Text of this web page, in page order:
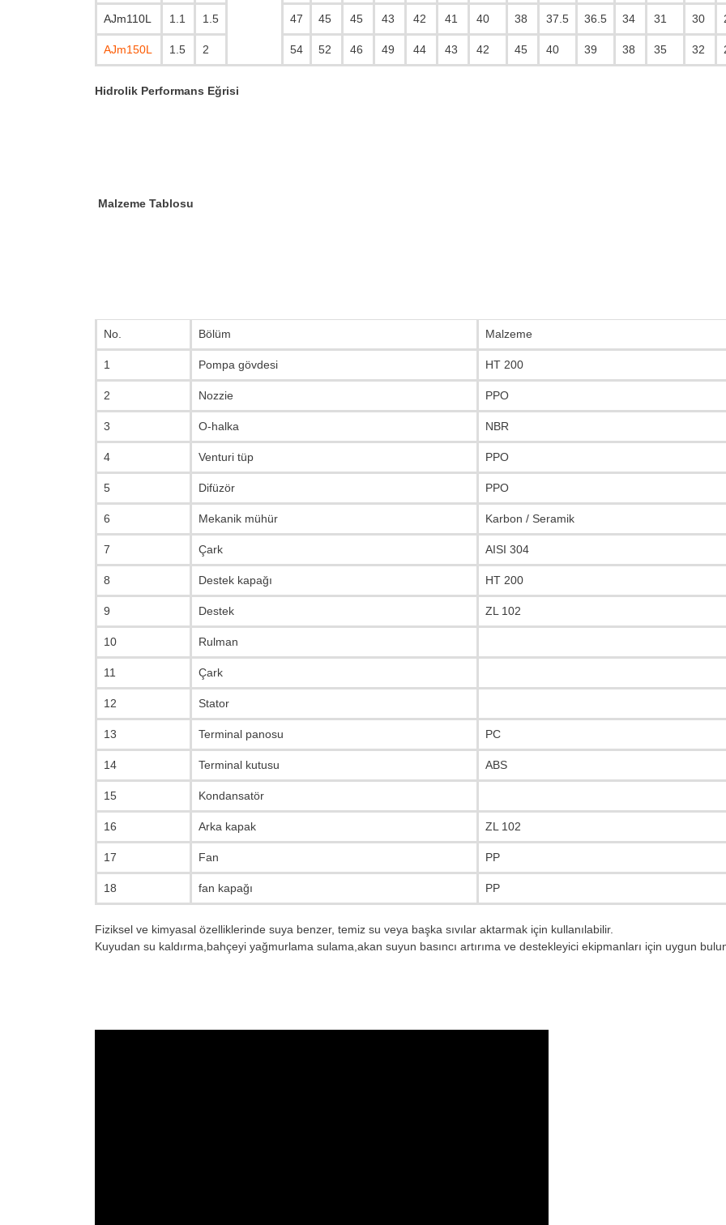
AJm110L 1.1 1.5 47 45 45 43 42 41 40 38 37.5 36.5 34 31 30
AJm150L 1.5 2 54 52 46 49 44 43 42 45 40 39 38 35 32
Hidrolik Performans Eğrisi
Malzeme Tablosu
No. Bölüm Malzeme
1 Pompa gövdesi HT 200
2 Nozzie PPO
3 O-halka NBR
4 Venturi tüp PPO
5 Difüzör PPO
6 Mekanik mühür Karbon / Seramik
7 Çark AISI 304
8 Destek kapağı HT 200
9 Destek ZL 102
10 Rulman
11 Çark
12 Stator
13 Terminal panosu PC
14 Terminal kutusu ABS
15 Kondansatör
16 Arka kapak ZL 102
17 Fan PP
18 fan kapağı PP
Fiziksel ve kimyasal özelliklerinde suya benzer, temiz su veya başka sıvılar aktarmak için kullanılabilir.
Kuyudan su kaldırma,bahçeyi yağmurlama sulama,akan suyun basıncı artırıma ve destekleyici ekipmanları için uygun